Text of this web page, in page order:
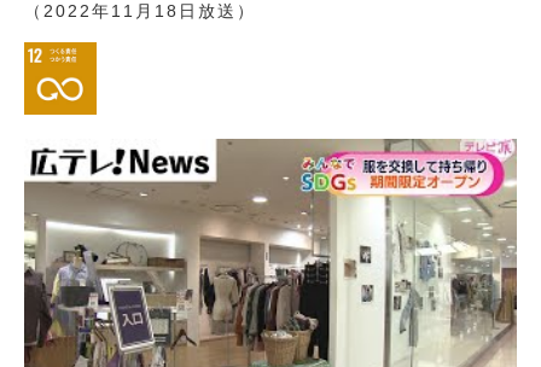
（2022年11月18日放送）